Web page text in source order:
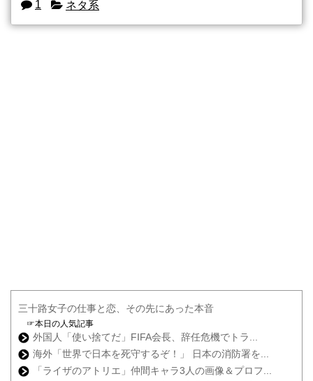
1
ネタ系
三十路女子の仕事と恋、その先にあった本音
☞本日の人気記事
外国人「使い捨てだ」FIFA会長、辞任危機でトラ...
海外「世界で日本を死守するぞ！」 日本の消防署を...
「ライザのアトリエ」仲間キャラ3人の画像＆プロフ...